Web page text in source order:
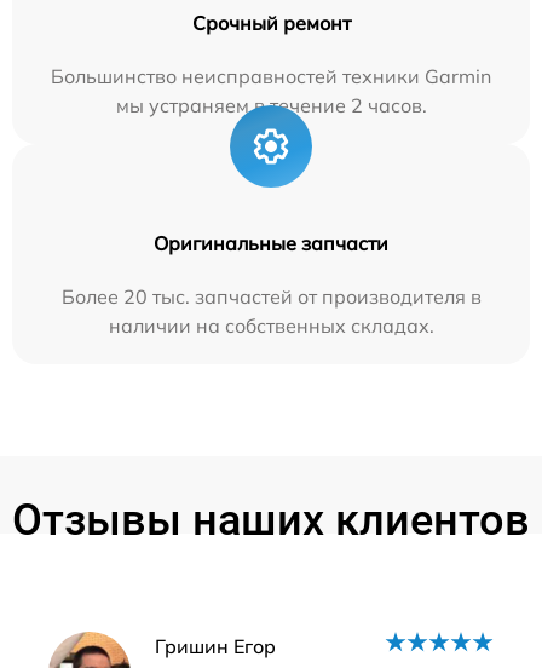
Срочный ремонт
Большинство неисправностей техники Garmin
мы устраняем в течение 2 часов.
Оригинальные запчасти
Более 20 тыс. запчастей от производителя в
наличии на собственных складах.
Отзывы наших клиентов
Гришин Егор
Наши мастера